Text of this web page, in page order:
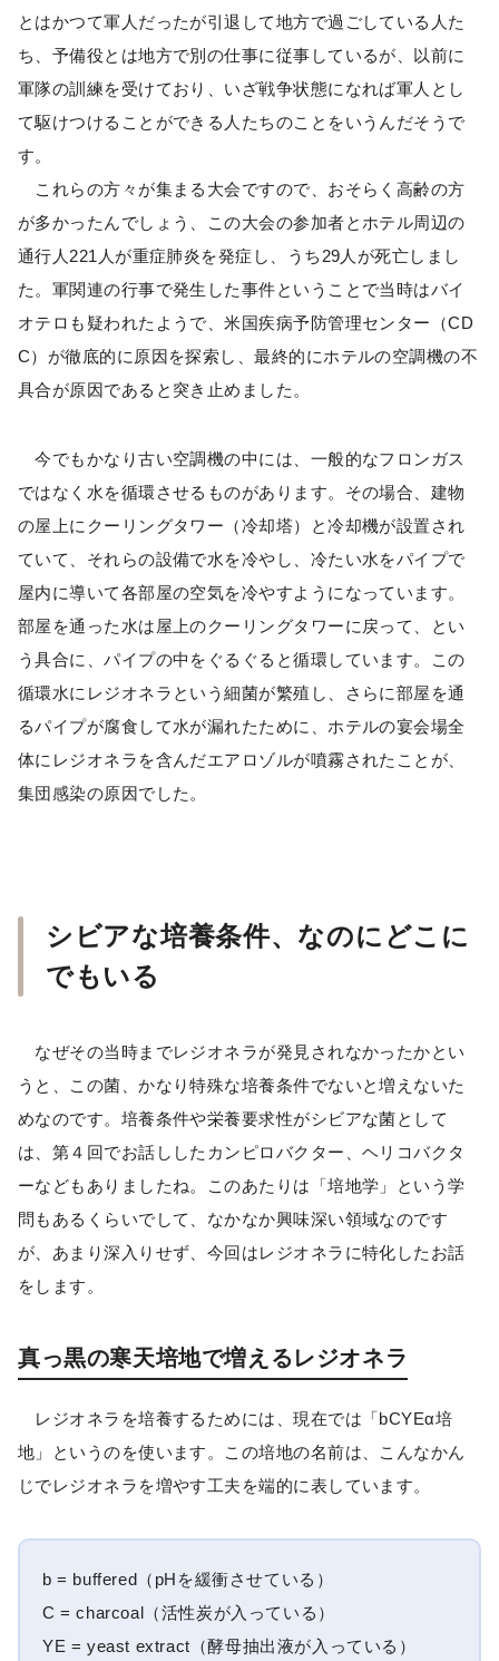
とはかつて軍人だったが引退して地方で過ごしている人た
ち、予備役とは地方で別の仕事に従事しているが、以前に
軍隊の訓練を受けており、いざ戦争状態になれば軍人とし
て駆けつけることができる人たちのことをいうんだそうで
す。
これらの方々が集まる大会ですので、おそらく高齢の方
が多かったんでしょう、この大会の参加者とホテル周辺の
通行人221人が重症肺炎を発症し、うち29人が死亡しまし
た。軍関連の行事で発生した事件ということで当時はバイ
オテロも疑われたようで、米国疾病予防管理センター（CD
C）が徹底的に原因を探索し、最終的にホテルの空調機の不
具合が原因であると突き止めました。
今でもかなり古い空調機の中には、一般的なフロンガス
ではなく水を循環させるものがあります。その場合、建物
の屋上にクーリングタワー（冷却塔）と冷却機が設置され
ていて、それらの設備で水を冷やし、冷たい水をパイプで
屋内に導いて各部屋の空気を冷やすようになっています。
部屋を通った水は屋上のクーリングタワーに戻って、とい
う具合に、パイプの中をぐるぐると循環しています。この
循環水にレジオネラという細菌が繁殖し、さらに部屋を通
るパイプが腐食して水が漏れたために、ホテルの宴会場全
体にレジオネラを含んだエアロゾルが噴霧されたことが、
集団感染の原因でした。
シビアな培養条件、なのにどこに
でもいる
なぜその当時までレジオネラが発見されなかったかとい
うと、この菌、かなり特殊な培養条件でないと増えないた
めなのです。培養条件や栄養要求性がシビアな菌として
は、第４回でお話ししたカンピロバクター、ヘリコバクタ
ーなどもありましたね。このあたりは「培地学」という学
問もあるくらいでして、なかなか興味深い領域なのです
が、あまり深入りせず、今回はレジオネラに特化したお話
をします。
真っ黒の寒天培地で増えるレジオネラ
レジオネラを培養するためには、現在では「bCYEα培
地」というのを使います。この培地の名前は、こんなかん
じでレジオネラを増やす工夫を端的に表しています。
b = buffered（pHを緩衝させている）
C = charcoal（活性炭が入っている）
YE = yeast extract（酵母抽出液が入っている）